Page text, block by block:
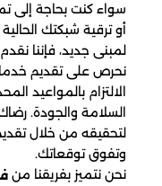
سواء كنت بحاجة إلى
أو ترقية شبكتك
لمبنى جديد، فإننا
نحرص على تقديم
الالتزام بالمواعيد
السلامة والجودة.
لتحقيقه من خلال
وتفوق توقعاتك.
نحن نتميز بفريقنا من